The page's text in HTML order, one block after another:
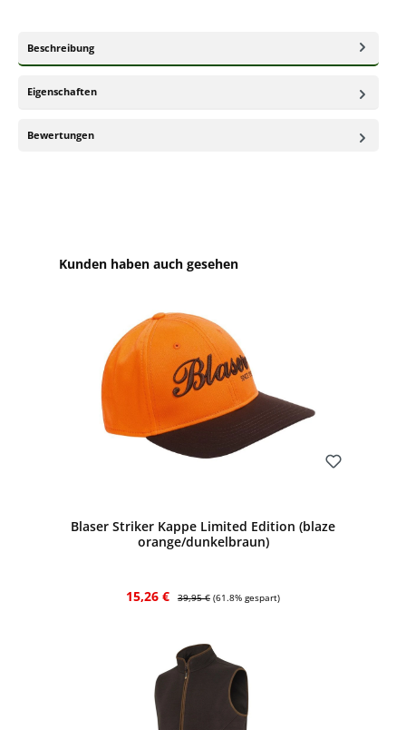
Beschreibung
Eigenschaften
Bewertungen
Produktgalerie überspringen
Kunden haben auch gesehen
Blaser Striker Kappe Limited Edition (blaze
orange/dunkelbraun)
Verkaufspreis:
15,26 € Regulärer Preis:
39,95 € (61.8% gespart)